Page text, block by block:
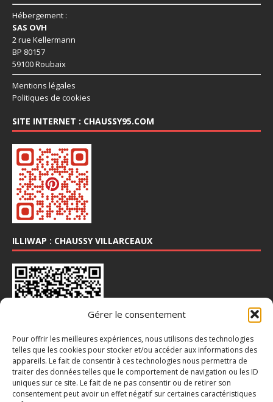
Gérer le consentement
Pour offrir les meilleures expériences, nous utilisons des technologies
telles que les cookies pour stocker et/ou accéder aux informations des
appareils. Le fait de consentir à ces technologies nous permettra de
traiter des données telles que le comportement de navigation ou les ID
uniques sur ce site. Le fait de ne pas consentir ou de retirer son
consentement peut avoir un effet négatif sur certaines caractéristiques
Hébergement :
SAS OVH
2 rue Kellermann
BP 80157
59100 Roubaix
Mentions légales
Politiques de cookies
SITE INTERNET : CHAUSSY95.COM
ILLIWAP : CHAUSSY VILLARCEAUX
INSTA : @CHAUSSY_VILLARCEAUX